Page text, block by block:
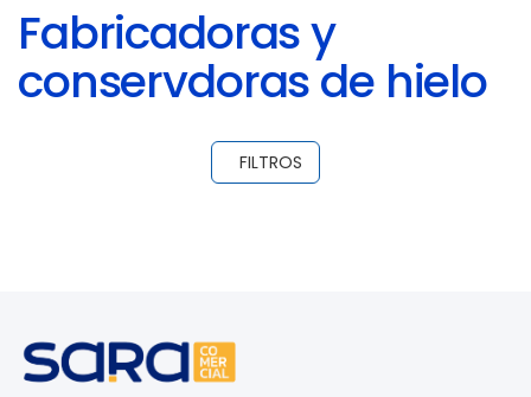
Fabricadoras y
conservdoras de hielo
FILTROS